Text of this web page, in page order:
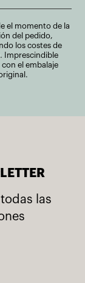
el momento de la
del pedido,
los costes de
Imprescindible
el embalaje
las